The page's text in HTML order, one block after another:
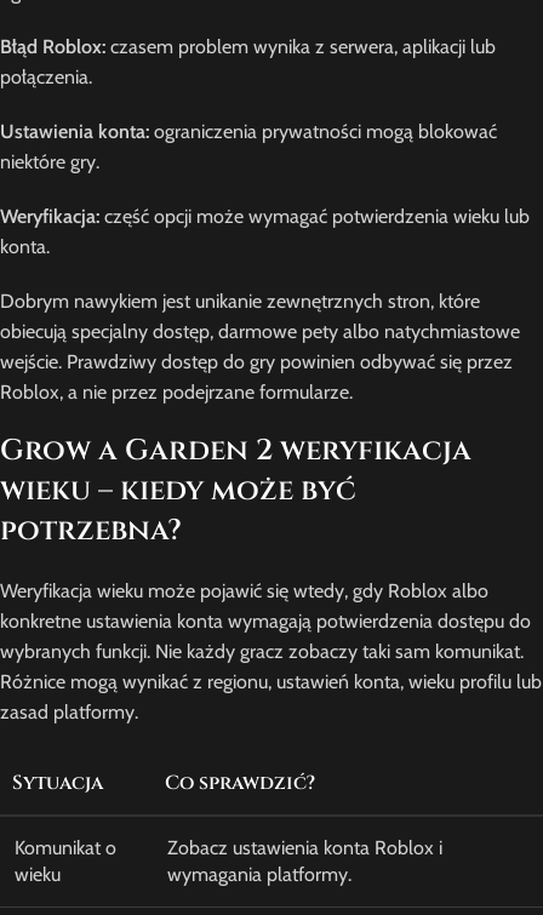
Błąd Roblox: czasem problem wynika z serwera, aplikacji lub
połączenia.
Ustawienia konta: ograniczenia prywatności mogą blokować
niektóre gry.
Weryfikacja: część opcji może wymagać potwierdzenia wieku lub
konta.
Dobrym nawykiem jest unikanie zewnętrznych stron, które
obiecują specjalny dostęp, darmowe pety albo natychmiastowe
wejście. Prawdziwy dostęp do gry powinien odbywać się przez
Roblox, a nie przez podejrzane formularze.
Grow a Garden 2 weryfikacja
wieku – kiedy może być
potrzebna?
Weryfikacja wieku może pojawić się wtedy, gdy Roblox albo
konkretne ustawienia konta wymagają potwierdzenia dostępu do
wybranych funkcji. Nie każdy gracz zobaczy taki sam komunikat.
Różnice mogą wynikać z regionu, ustawień konta, wieku profilu lub
zasad platformy.
Sytuacja Co sprawdzić?
Komunikat o
wieku
Zobacz ustawienia konta Roblox i
wymagania platformy.